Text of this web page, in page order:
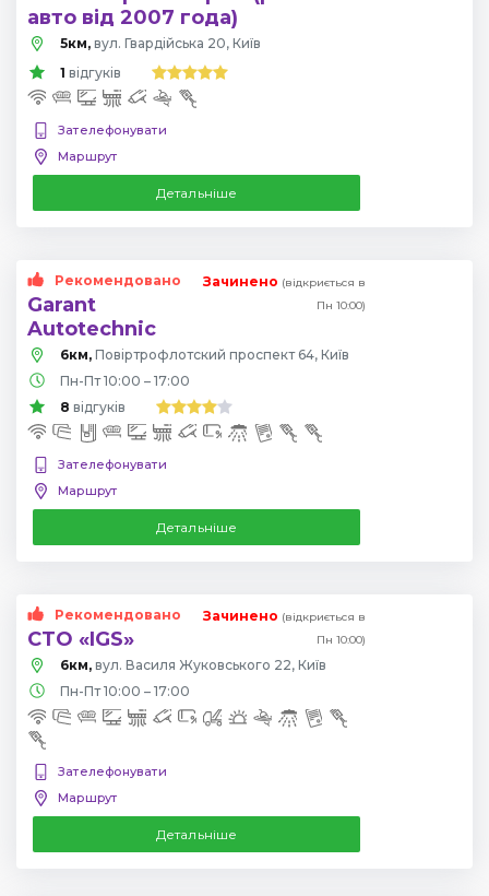
авто від 2007 года)
5км, вул. Гвардійська 20, Київ
1 відгуків
Зателефонувати
Маршрут
Детальніше
Рекомендовано
Garant
Autotechnic
Зачинено (відкриється в
Пн 10:00)
6км,
Повіртрофлотский проспект 64, Київ
Пн-Пт 10:00 – 17:00
8 відгуків
Зателефонувати
Маршрут
Детальніше
Рекомендовано
СТО «IGS»
Зачинено (відкриється в
Пн 10:00)
6км, вул. Василя Жуковського 22, Київ
Пн-Пт 10:00 – 17:00
Зателефонувати
Маршрут
Детальніше